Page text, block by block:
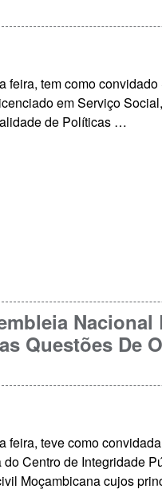
feira, tem como
em Serviço
de Políticas …
Nacional
Questões De
feira, teve como
Centro de Integridade
Moçambicana cujos